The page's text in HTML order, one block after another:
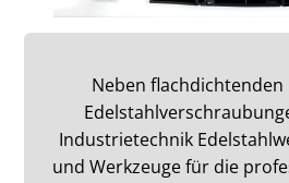
Neben flachdichtenden
Industrietechnik
und Werkzeuge für die